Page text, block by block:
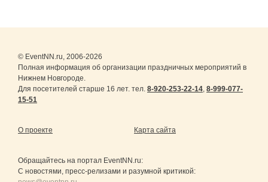
© EventNN.ru, 2006-2026
Полная информация об организации праздничных мероприятий в
Нижнем Новгороде.
Для посетителей старше 16 лет. тел. 8-920-253-22-14, 8-999-077-
15-51
О проекте Карта сайта
Обращайтесь на портал EventNN.ru:
С новостями, пресс-релизами и разумной критикой: